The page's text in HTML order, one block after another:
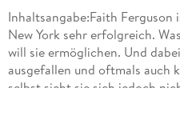
direkt nach dem 2. Kapitel nur
Inhaltsangabe:Faith
New York sehr erfolgreich.
will sie ermöglichen. Und
ausgefallen und oftmals auch
selbst sieht sie sich jedoch